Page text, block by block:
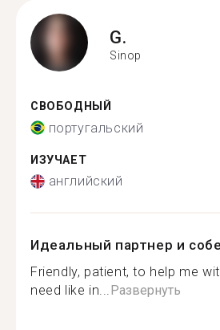
G.
Sinop
СВОБОДНЫЙ
португальский
ИЗУЧАЕТ
английский
Идеальный партнер и
Friendly, patient, to help me
need like in...Развернуть